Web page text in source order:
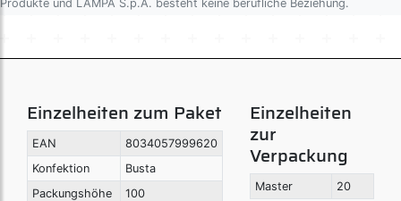
Art. N30402
Art. N30412
Kit Anschlüsse (fix points) - 2 Schienen
Produkte und LAMPA S.p.A. besteht keine berufliche Beziehung.
Einzelheiten zum Paket
EAN
8034057999620
Konfektion
Busta
Packungshöhe
100
Einzelheiten
zur
Verpackung
Master 20